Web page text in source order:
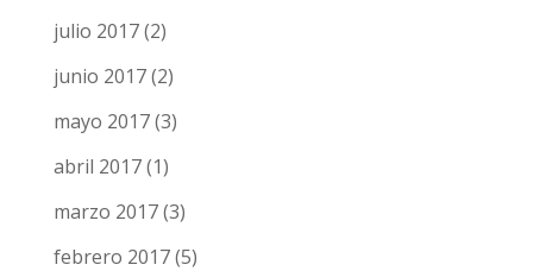
julio 2017(2)
junio 2017(2)
mayo 2017(3)
abril 2017(1)
marzo 2017(3)
febrero 2017(5)